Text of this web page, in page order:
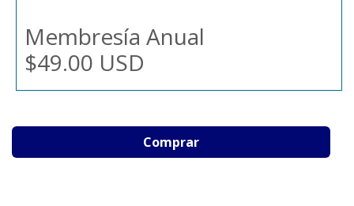
Membresía Anual
$49.00 USD
Comprar